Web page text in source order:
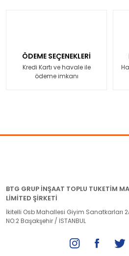
ÖDEME SEÇENEKLERİ
Kredi Kartı ve havale ile
ödeme imkanı
BTG GRUP İNŞAAT TOPLU TUKETİM
LİMİTED ŞİRKETİ
İkitelli Osb Mahallesi Giyim Sanatkarları 2A
NO:2 Başakşehir / İSTANBUL